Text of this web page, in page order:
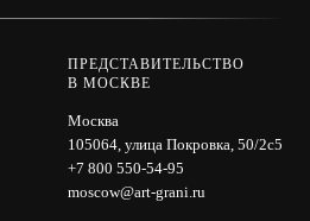
ПРЕДСТАВИТЕЛЬСТВО
В МОСКВЕ
Москва
105064, улица Покровка, 50/2с5
+7 800 550-54-95
moscow@art-grani.ru